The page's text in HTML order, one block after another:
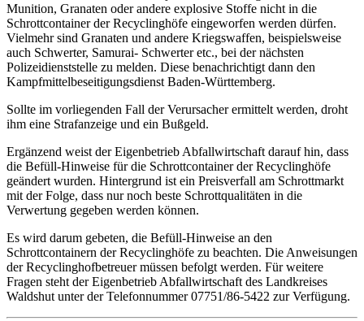
Munition, Granaten oder andere explosive Stoffe nicht in die
Schrottcontainer der Recyclinghöfe eingeworfen werden dürfen.
Vielmehr sind Granaten und andere Kriegswaffen, beispielsweise
auch Schwerter, Samurai- Schwerter etc., bei der nächsten
Polizeidienststelle zu melden. Diese benachrichtigt dann den
Kampfmittelbeseitigungsdienst Baden-Württemberg.
Sollte im vorliegenden Fall der Verursacher ermittelt werden, droht
ihm eine Strafanzeige und ein Bußgeld.
Ergänzend weist der Eigenbetrieb Abfallwirtschaft darauf hin, dass
die Befüll-Hinweise für die Schrottcontainer der Recyclinghöfe
geändert wurden. Hintergrund ist ein Preisverfall am Schrottmarkt
mit der Folge, dass nur noch beste Schrottqualitäten in die
Verwertung gegeben werden können.
Es wird darum gebeten, die Befüll-Hinweise an den
Schrottcontainern der Recyclinghöfe zu beachten. Die Anweisungen
der Recyclinghofbetreuer müssen befolgt werden. Für weitere
Fragen steht der Eigenbetrieb Abfallwirtschaft des Landkreises
Waldshut unter der Telefonnummer 07751/86-5422 zur Verfügung.